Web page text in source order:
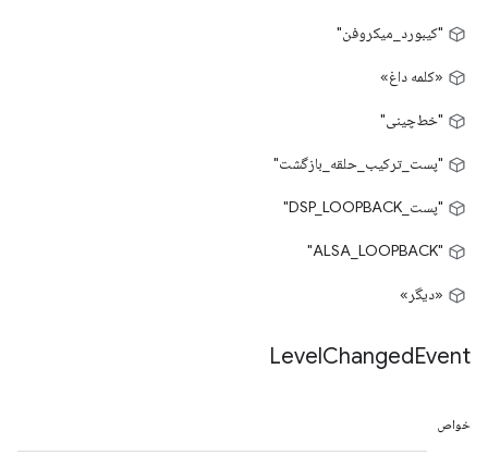
"کیبورد_میکروفن"
«کلمه داغ»
"خط‌چینی"
"پست_ترکیب_حلقه_بازگشت"
"پست_DSP_LOOPBACK"
"ALSA_LOOPBACK"
«دیگر»
LevelChangedEvent
خواص